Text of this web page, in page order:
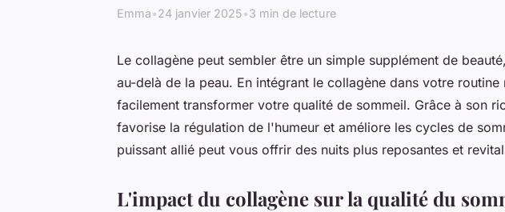
Emma•24 janvier 2025•3 min de lecture
Le collagène peut sembler être un simple supplément de
au-delà de la peau. En intégrant le collagène dans votre
facilement transformer votre qualité de sommeil. Grâce à son
favorise la régulation de l'humeur et améliore les cycles de
puissant allié peut vous offrir des nuits plus reposantes et
L'impact du collagène sur la qualité du